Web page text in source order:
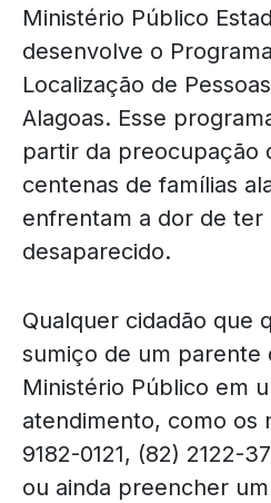
Ministério Público
desenvolve o
Localização de
Alagoas. Esse
partir da preocupação
centenas de famílias
enfrentam a dor de ter
desaparecido.
Qualquer cidadão que
sumiço de um parente
Ministério Público em
atendimento, como os
9182-0121, (82) 2122-
ou ainda preencher